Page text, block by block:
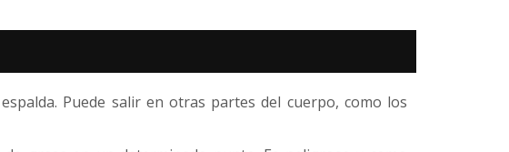
Puede salir en otras partes del cuerpo, como los